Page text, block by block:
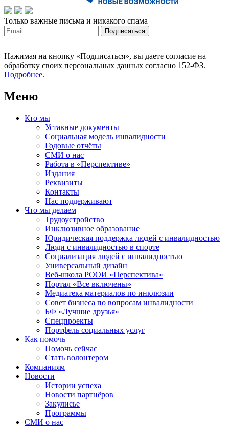
Только важные письма и никакого спама
Нажимая на кнопку «Подписаться», вы даете согласие на
обработку своих персональных данных согласно 152-ФЗ.
Подробнее.
Меню
Кто мы
Уставные документы
Социальная модель инвалидности
Годовые отчёты
СМИ о нас
Работа в «Перспективе»
Издания
Реквизиты
Контакты
Нас поддерживают
Что мы делаем
Трудоустройство
Инклюзивное образование
Юридическая поддержка людей с инвалидностью
Люди с инвалидностью в спорте
Социализация людей с инвалидностью
Универсальный дизайн
Веб-школа РООИ «Перспектива»
Портал «Все включены»
Медиатека материалов по инклюзии
Совет бизнеса по вопросам инвалидности
БФ «Лучшие друзья»
Спецпроекты
Портфель социальных услуг
Как помочь
Помочь сейчас
Стать волонтером
Компаниям
Новости
Истории успеха
Новости партнёров
Закулисье
Программы
СМИ о нас